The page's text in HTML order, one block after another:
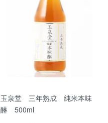
玉泉堂 三年熟成 純米本味
醂 500ml